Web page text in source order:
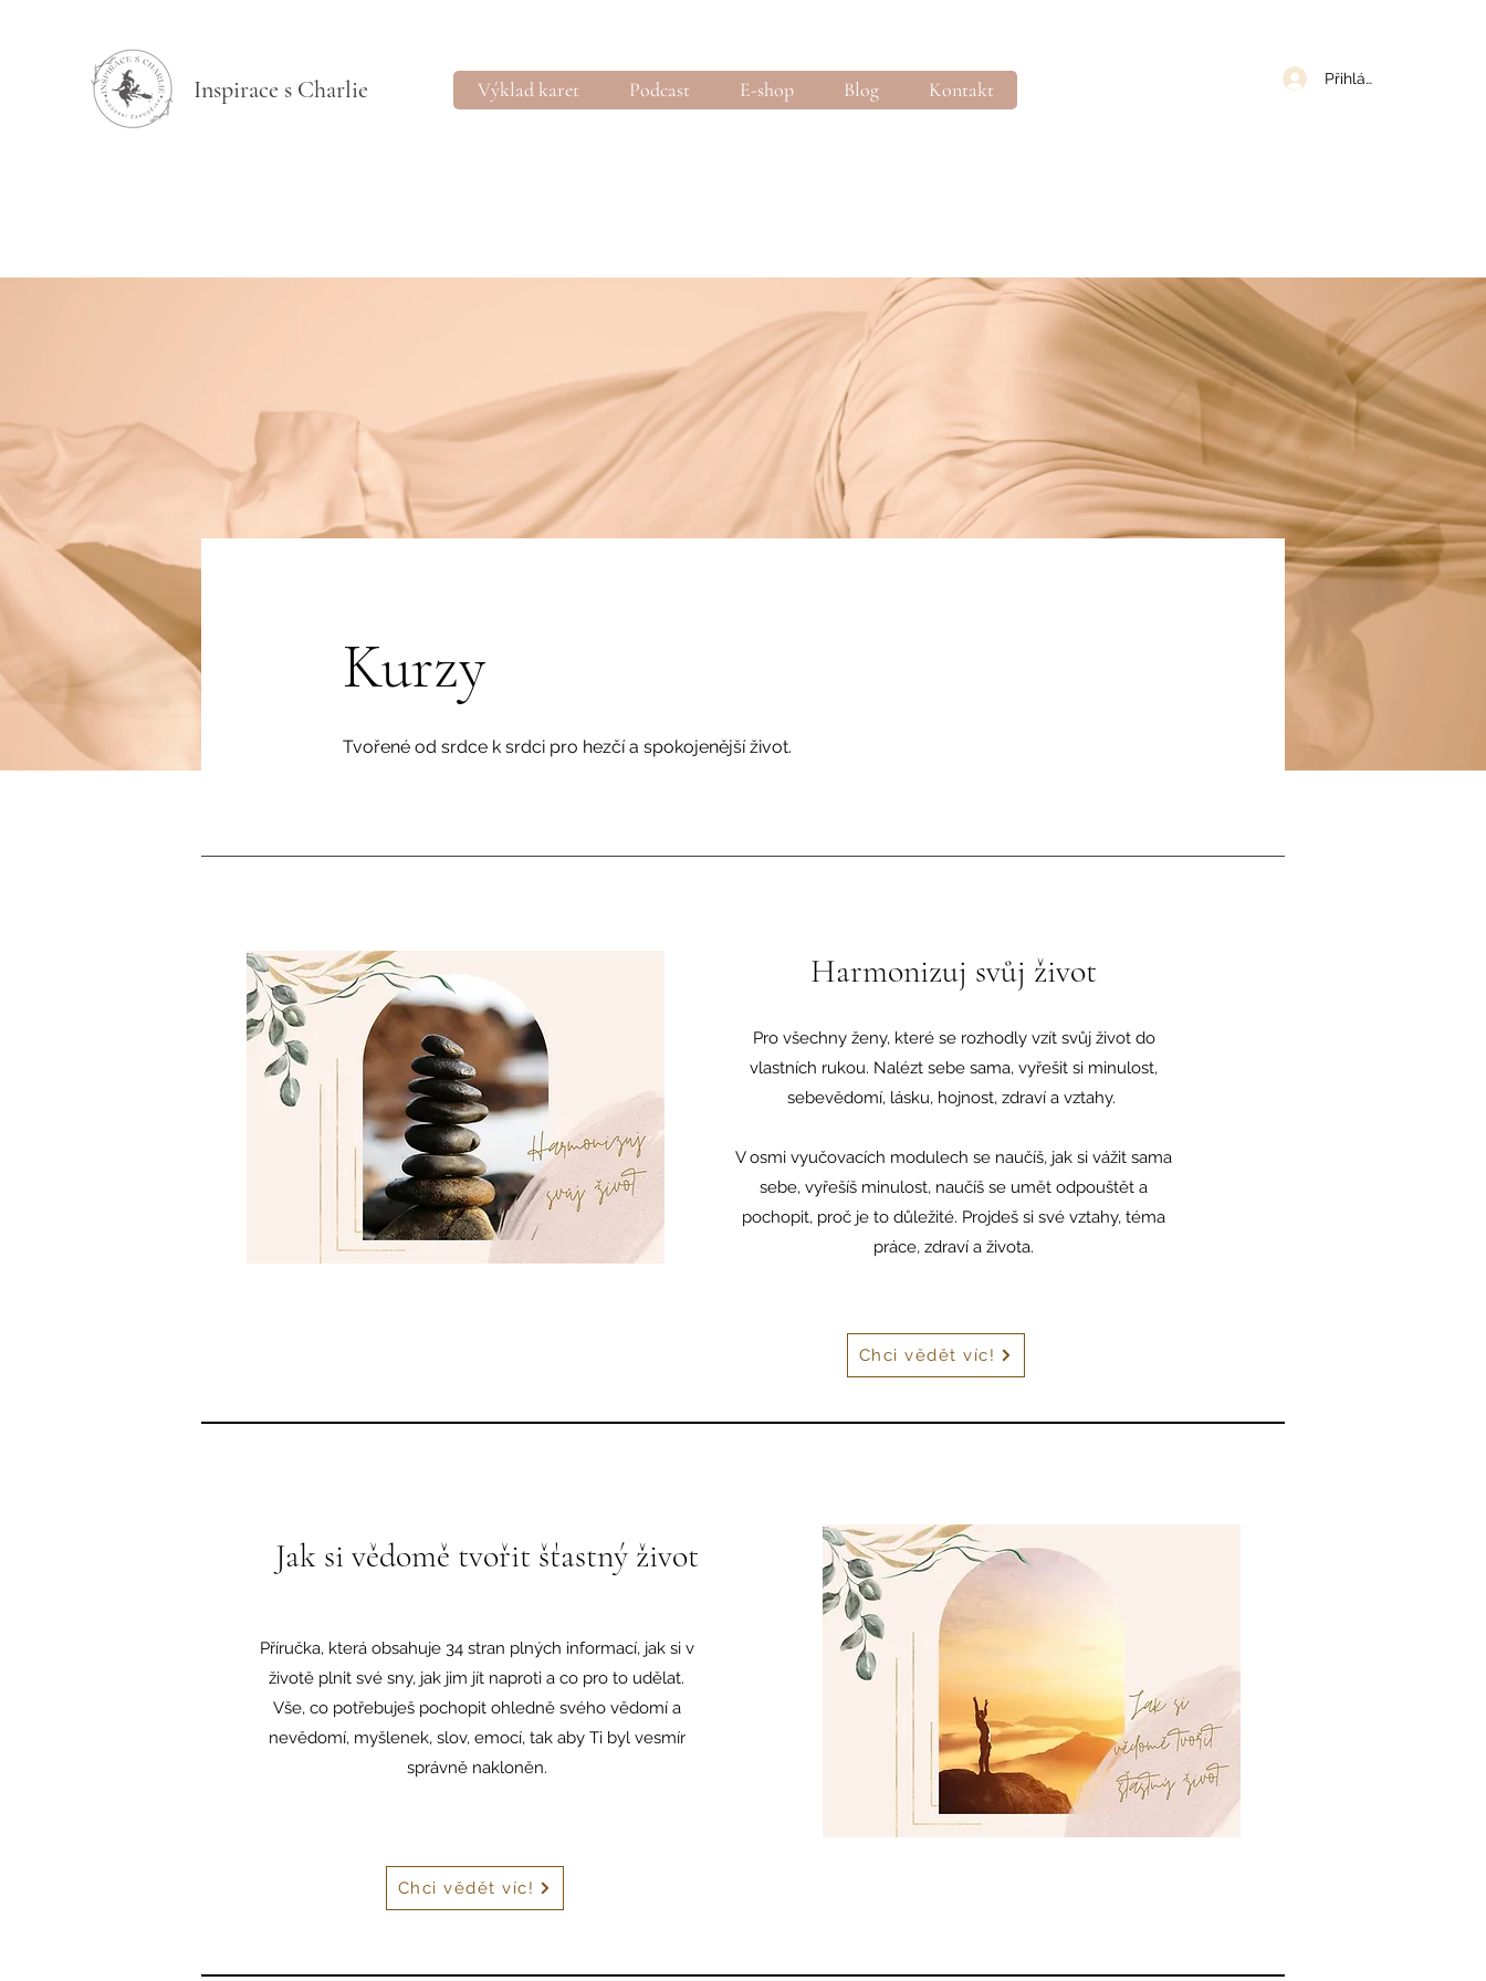
Inspirace s Charlie Výklad karet Podcast E-shop Blog Kontakt Přihlásit se
Kurzy
Tvořené od srdce k srdci pro hezčí a spokojenější život.
Harmonizuj svůj život
Pro všechny ženy, které se rozhodly vzít svůj život do
vlastních rukou. Nalézt sebe sama, vyřešit si minulost,
sebevědomí, lásku, hojnost, zdraví a vztahy.
V osmi vyučovacích modulech se naučíš, jak si vážit sama
sebe, vyřešíš minulost, naučíš se umět odpouštět a
pochopit, proč je to důležité. Projdeš si své vztahy, téma
práce, zdraví a života.
Chci vědět víc!
Jak si vědomě tvořit šťastný život
Příručka, která obsahuje 34 stran plných informací, jak si v
životě plnit své sny, jak jim jít naproti a co pro to udělat.
Vše, co potřebuješ pochopit ohledně svého vědomí a
nevědomí, myšlenek, slov, emocí, tak aby Ti byl vesmír
správně nakloněn.
Chci vědět víc!